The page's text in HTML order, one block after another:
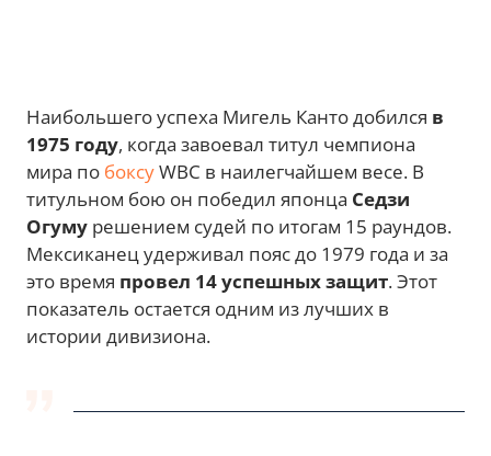
Наибольшего успеха Мигель Канто добился в
1975 году, когда завоевал титул чемпиона
мира по боксуWBC в наилегчайшем весе. В
титульном бою он победил японца Седзи
Огуму решением судей по итогам 15 раундов.
Мексиканец удерживал пояс до 1979 года и за
это время провел 14 успешных защит. Этот
показатель остается одним из лучших в
истории дивизиона.